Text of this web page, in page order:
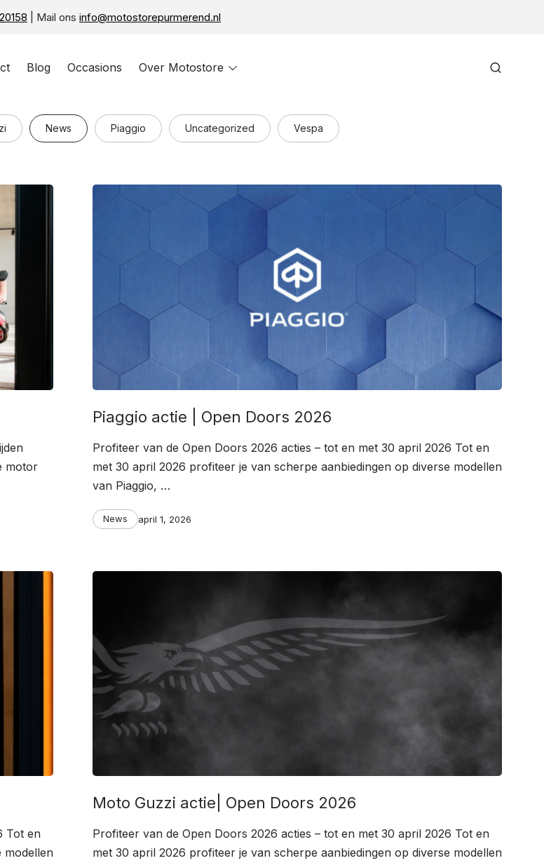
| Mail ons info@motostorepurmerend.nl
Blog Occasions Over Motostore
Toggle
News Piaggio Uncategorized Vespa
motor
Piaggio actie | Open Doors 2026
Profiteer van de Open Doors 2026 acties – tot en met 30 april 2026 Tot en
met 30 april 2026 profiteer je van scherpe aanbiedingen op diverse modellen
van Piaggio, …
Categories
News
Post
april 1, 2026
Tot en
modellen
Moto Guzzi actie| Open Doors 2026
Profiteer van de Open Doors 2026 acties – tot en met 30 april 2026 Tot en
met 30 april 2026 profiteer je van scherpe aanbiedingen op diverse modellen